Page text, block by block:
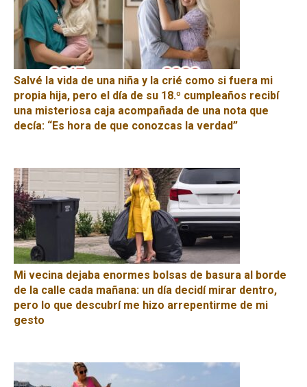
Salvé la vida de una niña y la crié como si fuera mi
propia hija, pero el día de su 18.º cumpleaños recibí
una misteriosa caja acompañada de una nota que
decía: “Es hora de que conozcas la verdad”
Mi vecina dejaba enormes bolsas de basura al borde
de la calle cada mañana: un día decidí mirar dentro,
pero lo que descubrí me hizo arrepentirme de mi
gesto